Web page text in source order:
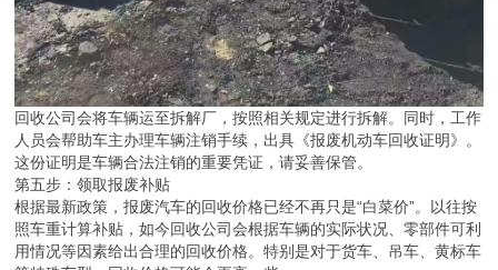
回收公司会将车辆运至拆解厂，按照相关规定进行拆解。同时，工作
人员会帮助车主办理车辆注销手续，出具《报废机动车回收证明》。
这份证明是车辆合法注销的重要凭证，请妥善保管。
第五步：领取报废补贴
根据最新政策，报废汽车的回收价格已经不再只是“白菜价”。以往按
照车重计算补贴，如今回收公司会根据车辆的实际状况、零部件可利
用情况等因素给出合理的回收价格。特别是对于货车、吊车、黄标车